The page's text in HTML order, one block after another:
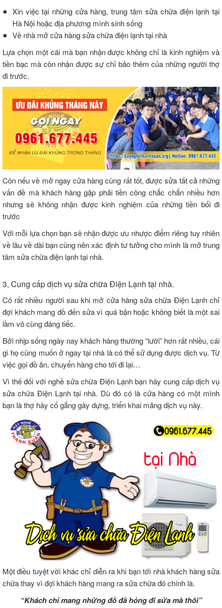
Xin việc tại những cửa hàng, trung tâm sửa chữa điện lạnh tại
Hà Nội hoặc địa phương mình sinh sống
Về nhà mở cửa hàng sửa chữa điện lạnh tại nhà
Lựa chọn một cái mà bạn nhận được không chỉ là kinh nghiệm và
tiền bạc mà còn nhận được sự chỉ bảo thêm của những người thợ
đi trước.
Còn nếu về mở ngay cửa hàng cũng rất tốt, được sửa tất cả những
vấn đề mà khách hàng gặp phải tiền công chắc chắn nhiều hơn
nhưng sẽ không nhận được kinh nghiệm của những tiền bối đi
trước
Với mỗi lựa chọn bạn sẽ nhận được ưu nhược điểm riêng tuy nhiên
về lâu về dài bạn cũng nên xác định tư tưởng cho mình là mở trung
tâm sửa chữa điện lạnh tại nhà.
3, Cung cấp dịch vụ sửa chữa Điện Lạnh tại nhà.
Có rất nhiều người sau khi mở cửa hàng sửa chữa Điện Lạnh chỉ
đợi khách mang đồ đến sửa vì quá bận hoặc không biết là một sai
lầm vô cùng đáng tiếc.
Bởi nhịp sống ngày nay khách hàng thường “lười” hơn rất nhiều, cái
gì họ cũng muốn ở ngay tại nhà là có thể sử dụng được dịch vụ. Từ
việc gọi đồ ăn, chuyển hàng cho tới đi lại…
Vì thế đối với nghề sửa chữa Điện Lạnh bạn hãy cung cấp dịch vụ
sửa chữa Điện Lạnh tại nhà. Dù đó có là cửa hàng có một mình
bạn là thợ hãy cố gắng gây dựng, triển khai mảng dịch vụ này.
Một điều tuyệt vời khác chỉ diễn ra khi bạn tới nhà khách hàng sửa
chữa thay vì đợi khách hàng mang ra sửa chữa đó chính là.
“Khách chỉ mang những đồ đã hỏng đi sửa mà thôi”